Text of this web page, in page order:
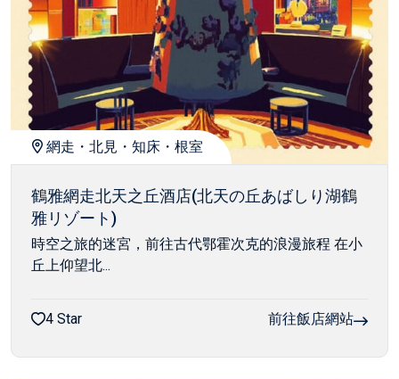
網走・北見・知床・根室
鶴雅網走北天之丘酒店(北天の丘あばしり湖鶴
雅リゾート)
時空之旅的迷宮，前往古代鄂霍次克的浪漫旅程 在小
丘上仰望北...
4 Star 前往飯店網站